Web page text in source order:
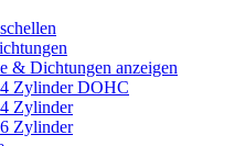
& Dichtungen anzeigen
Zylinder DOHC
Zylinder
Zylinder